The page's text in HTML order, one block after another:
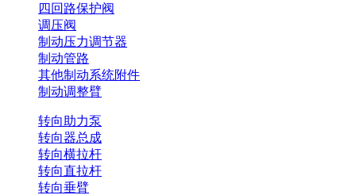
四回路保护阀
调压阀
制动压力调节器
制动管路
其他制动系统附件
制动调整臂
转向助力泵
转向器总成
转向横拉杆
转向直拉杆
转向垂臂